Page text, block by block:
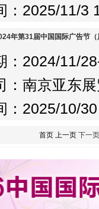
：2025/11/3
年第31届中国国际广告节（
：2024/11/
：南京亚东
：2025/10/
首页 上一页 下一页